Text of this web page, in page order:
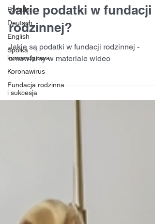
Podatki
Deutsch
English
Spółka
komandytowa
Koronawirus
Fundacja rodzinna
i sukcesja
Jakie podatki w fundacji
rodzinnej?
Jakie są podatki w fundacji rodzinnej -
omawiamy w materiale wideo